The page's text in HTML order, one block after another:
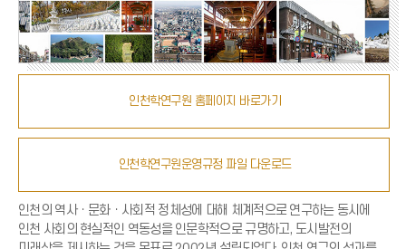
인천학연구원 홈페이지 바로가기
인천학연구원운영규정 파일 다운로드
인천의 역사ㆍ문화ㆍ사회적 정체성에 대해 체계적으로 연구하는 동시에
인천 사회의 현실적인 역동성을 인문학적으로 규명하고, 도시발전의